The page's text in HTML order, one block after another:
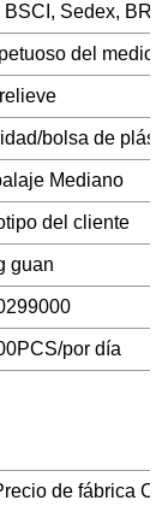
BSCI, Sedex, BRC
del medio
bolsa de
Mediano
del cliente
guan
por día
de fábrica